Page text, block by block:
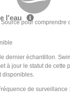
l'eaupour comprendre
dernier échantillon.
à jour le statut de cette
disponibles.
de surveillance :